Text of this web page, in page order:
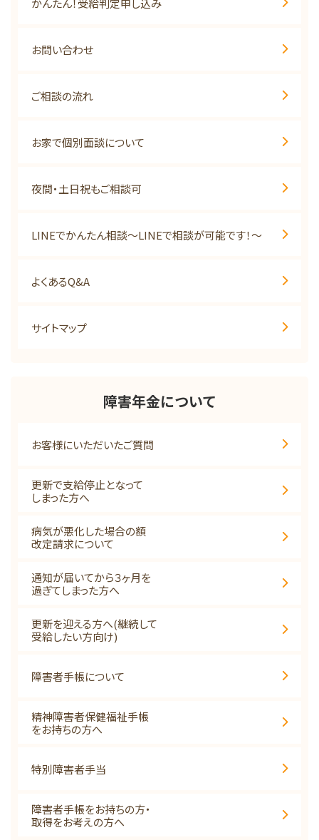
お問い合わせ
ご相談の流れ
お家で個別面談について
夜間・土日祝もご相談可
LINEでかんたん相談～LINEで相談が可能です！～
よくあるQ&A
サイトマップ
障害年金について
お客様にいただいたご質問
更新で支給停止となって
しまった方へ
病気が悪化した場合の額
改定請求について
通知が届いてから３ヶ月を
過ぎてしまった方へ
更新を迎える方へ(継続して
受給したい方向け)
障害者手帳について
精神障害者保健福祉手帳
をお持ちの方へ
特別障害者手当
障害者手帳をお持ちの方・
取得をお考えの方へ